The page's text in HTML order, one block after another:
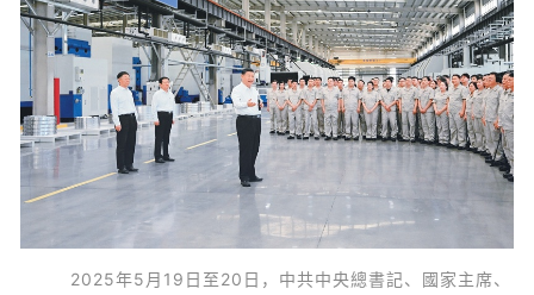
2025年5月19日至20日，中共中央總書記、國家主席、